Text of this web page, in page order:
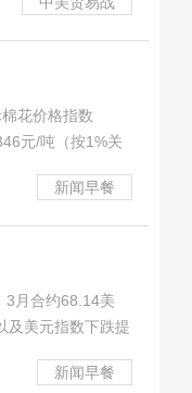
秤。 2
新闻早餐
花价格指数
元/吨（按1%关
新闻早餐
合约68.14美
及美元指数下跌提